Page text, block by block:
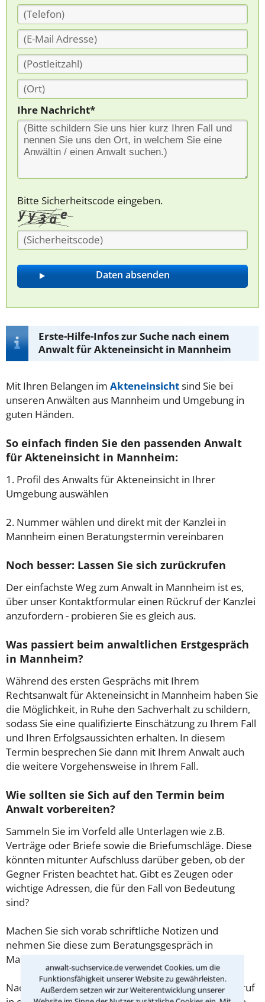
anwalt-suchservice.de verwendet Cookies, um die
Funktionsfähigkeit unserer Website zu gewährleisten.
Außerdem setzen wir zur Weiterentwicklung unserer
Ihre Nachricht*
Bitte Sicherheitscode eingeben.
Erste-Hilfe-Infos zur Suche nach einem
Anwalt für Akteneinsicht in Mannheim
Mit Ihren Belangen im Akteneinsichtsind Sie bei
unseren Anwälten aus Mannheim und Umgebung in
guten Händen.
So einfach finden Sie den passenden Anwalt
für Akteneinsicht in Mannheim:
1. Profil des Anwalts für Akteneinsicht in Ihrer
Umgebung auswählen
2. Nummer wählen und direkt mit der Kanzlei in
Mannheim einen Beratungstermin vereinbaren
Noch besser: Lassen Sie sich zurückrufen
Der einfachste Weg zum Anwalt in Mannheim ist es,
über unser Kontaktformular einen Rückruf der Kanzlei
anzufordern - probieren Sie es gleich aus.
Was passiert beim anwaltlichen Erstgespräch
in Mannheim?
Während des ersten Gesprächs mit Ihrem
Rechtsanwalt für Akteneinsicht in Mannheim haben Sie
die Möglichkeit, in Ruhe den Sachverhalt zu schildern,
sodass Sie eine qualifizierte Einschätzung zu Ihrem Fall
und Ihren Erfolgsaussichten erhalten. In diesem
Termin besprechen Sie dann mit Ihrem Anwalt auch
die weitere Vorgehensweise in Ihrem Fall.
Wie sollten sie Sich auf den Termin beim
Anwalt vorbereiten?
Sammeln Sie im Vorfeld alle Unterlagen wie z.B.
Verträge oder Briefe sowie die Briefumschläge. Diese
könnten mitunter Aufschluss darüber geben, ob der
Gegner Fristen beachtet hat. Gibt es Zeugen oder
wichtige Adressen, die für den Fall von Bedeutung
sind?
Machen Sie sich vorab schriftliche Notizen und
nehmen Sie diese zum Beratungsgespräch in
Mannheim mit.
Nachdem Sie über das Kontaktformular einen Rückruf